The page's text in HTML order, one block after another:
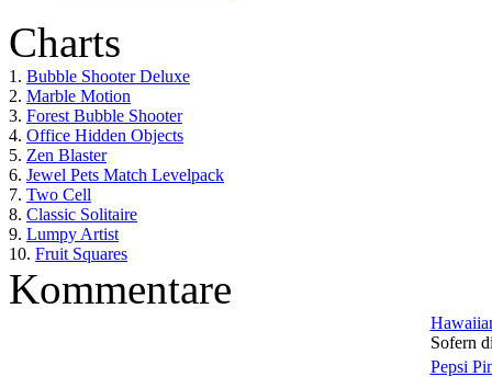
Charts
1. Bubble Shooter Deluxe
2. Marble Motion
3. Forest Bubble Shooter
4. Office Hidden Objects
5. Zen Blaster
6. Jewel Pets Match Levelpack
7. Two Cell
8. Classic Solitaire
9. Lumpy Artist
10. Fruit Squares
Kommentare
Sofern
Pepsi